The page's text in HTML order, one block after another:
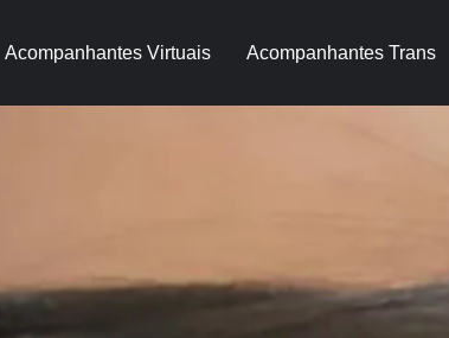
Acompanhantes Virtuais Acompanhantes Trans